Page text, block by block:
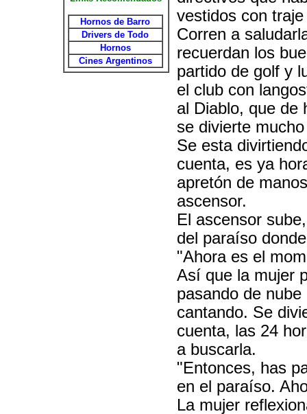
Hornos de Barro
Drivers de Todo
Hornos
Cines Argentinos
vestidos con
Corren a
recuerdan los
partido de golf y
el club con
al Diablo, que de
se divierte
Se esta
cuenta, es ya
apretón de
ascensor.
El ascensor
del paraíso
"Ahora es el
Así que la mujer
pasando de
cantando. Se
cuenta, las 24
a buscarla.
"Entonces, has
en el paraíso.
La mujer